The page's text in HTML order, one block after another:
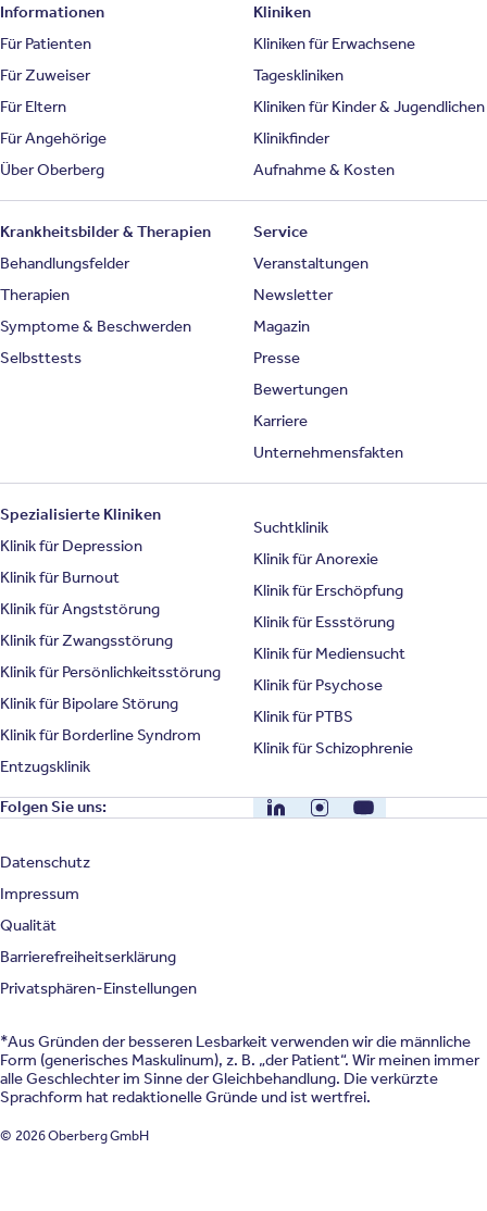
Informationen
Für Patienten
Für Zuweiser
Für Eltern
Für Angehörige
Über Oberberg
Kliniken
Kliniken für Erwachsene
Tageskliniken
Kliniken für Kinder & Jugendlichen
Klinikfinder
Aufnahme & Kosten
Krankheitsbilder & Therapien
Behandlungsfelder
Therapien
Symptome & Beschwerden
Selbsttests
Service
Veranstaltungen
Newsletter
Magazin
Presse
Bewertungen
Karriere
Unternehmensfakten
Spezialisierte Kliniken
Klinik für Depression
Klinik für Burnout
Klinik für Angststörung
Klinik für Zwangsstörung
Klinik für Persönlichkeitsstörung
Klinik für Bipolare Störung
Klinik für Borderline Syndrom
Entzugsklinik
Suchtklinik
Klinik für Anorexie
Klinik für Erschöpfung
Klinik für Essstörung
Klinik für Mediensucht
Klinik für Psychose
Klinik für PTBS
Klinik für Schizophrenie
Folgen Sie uns: LinkedInInstagramYouTube
Datenschutz
Impressum
Qualität
Barrierefreiheitserklärung
Privatsphären-Einstellungen
*Aus Gründen der besseren Lesbarkeit verwenden wir die männliche
Form (generisches Maskulinum), z. B. „der Patient“. Wir meinen immer
alle Geschlechter im Sinne der Gleichbehandlung. Die verkürzte
Sprachform hat redaktionelle Gründe und ist wertfrei.
© 2026 Oberberg GmbH